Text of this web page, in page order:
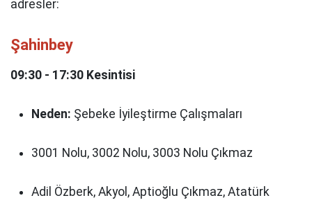
adresler:
Şahinbey
09:30 - 17:30 Kesintisi
Neden: Şebeke İyileştirme Çalışmaları
3001 Nolu, 3002 Nolu, 3003 Nolu Çıkmaz
Adil Özberk, Akyol, Aptioğlu Çıkmaz, Atatürk